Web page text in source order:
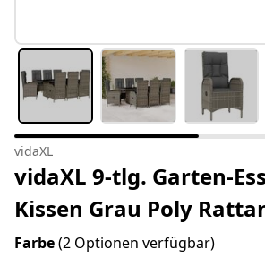
vidaXL
vidaXL 9-tlg. Garten-
Kissen Grau Poly
Farbe(2 Optionen verfügbar)